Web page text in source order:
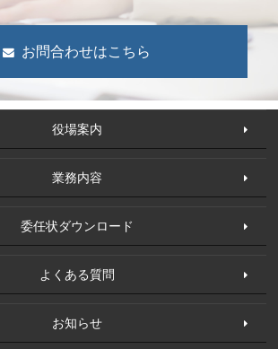
お問合わせはこちら
役場案内
業務内容
委任状ダウンロード
よくある質問
お知らせ